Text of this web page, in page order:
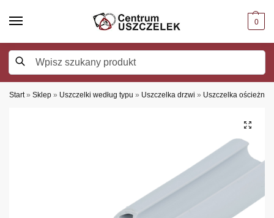
0
Start » Sklep » Uszczelki według typu » Uszczelka drzwi » Uszczelka ościeżnic